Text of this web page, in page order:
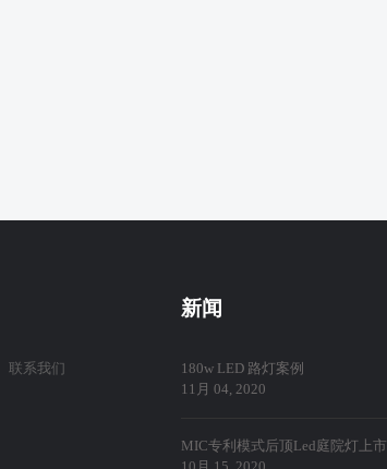
联系我们
新闻
180w LED 路灯案例
11月 04, 2020
MIC专利模式后顶Led庭院灯上市